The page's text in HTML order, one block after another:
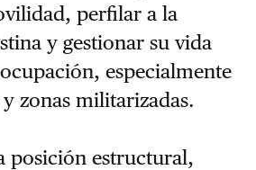
perfilar a la
y gestionar su vida
especialmente
zonas militarizadas.
posición estructural,